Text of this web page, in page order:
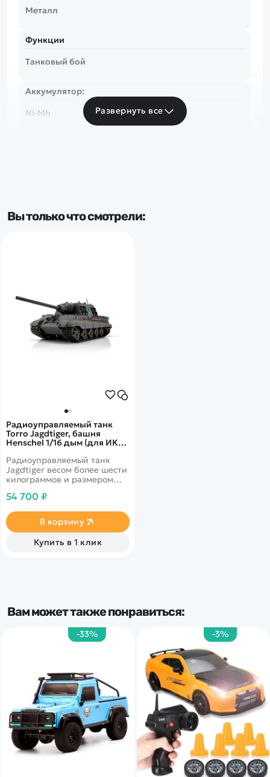
Металл
Функции
Танковый бой
Аккумулятор:
Ni-Mh
Jagdtiger
Развернуть все
Вы только что смотрели:
Радиоуправляемый танк
Torro Jagdtiger, башня
Henschel 1/16 дым (для ИК
GY-3.0
Радиоуправляемый танк
Jagdtiger весом более шести
килограммов и размером
идеально подходит для
При разработке особое
внимание было уделено
деталям, чтобы максимально
приблизить внешний вид
54 700 ₽
В корзину
Купить в 1 клик
Вам может также понравиться:
-3%
-33%